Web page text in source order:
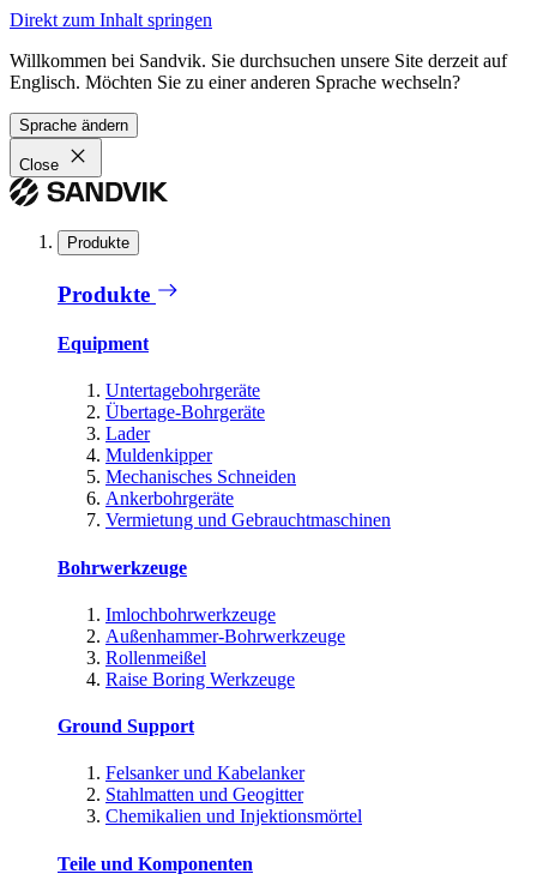
Direkt zum Inhalt springen
Willkommen bei Sandvik. Sie durchsuchen unsere Site derzeit auf
Englisch. Möchten Sie zu einer anderen Sprache wechseln?
Sprache ändern
Close
Produkte
Produkte
Equipment
Untertagebohrgeräte
Übertage-Bohrgeräte
Lader
Muldenkipper
Mechanisches Schneiden
Ankerbohrgeräte
Vermietung und Gebrauchtmaschinen
Bohrwerkzeuge
Imlochbohrwerkzeuge
Außenhammer-Bohrwerkzeuge
Rollenmeißel
Raise Boring Werkzeuge
Ground Support
Felsanker und Kabelanker
Stahlmatten und Geogitter
Chemikalien und Injektionsmörtel
Teile und Komponenten